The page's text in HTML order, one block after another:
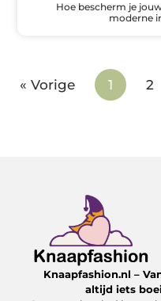
Hoe bescherm je
moderne
« Vorige 1 2
Knaapfashion.nl –
altijd iets